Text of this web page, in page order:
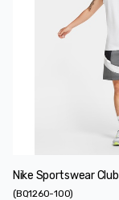
Nike Sportswear
(BQ1260-100)